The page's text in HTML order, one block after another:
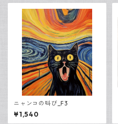
ニャンコの叫び_F3
¥1,540